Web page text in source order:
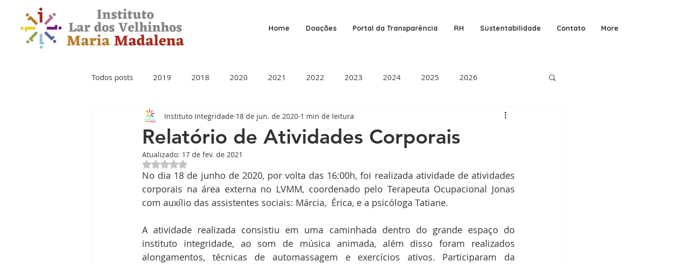
Home Doações Portal da Transparência RH Sustentabilidade Contato More
Todos posts 2019 2018 2020 2021 2022 2023 2024 2025 2026
Relatório de Atividades Corporais
Instituto Integridade 18 de jun. de 2020 1 min de leitura
Atualizado: 17 de fev. de 2021
Avaliado com NaN de 5 estrelas.
No dia 18 de junho de 2020, por volta das 16:00h, foi realizada atividade de atividades
corporais na área externa no LVMM, coordenado pelo Terapeuta Ocupacional Jonas
com auxílio das assistentes sociais: Márcia,  Érica, e a psicóloga Tatiane.
A atividade realizada consistiu em uma caminhada dentro do grande espaço do
instituto integridade, ao som de música animada, além disso foram realizados
alongamentos, técnicas de automassagem e exercícios ativos. Participaram da